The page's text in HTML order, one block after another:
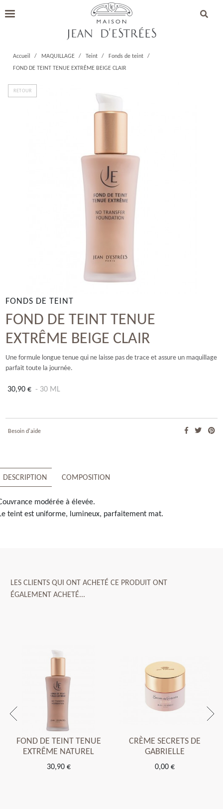
Accueil MAQUILLAGE Teint
Fonds de teint
FOND DE TEINT TENUE EXTRÊME BEIGE CLAIR
RETOUR
FONDS DE TEINT
FOND DE TEINT TENUE
EXTRÊME BEIGE CLAIR
Une formule longue tenue qui ne laisse pas de trace et assure un maquillage
parfait toute la journée.
30,90 € - 30 ML
Besoin d'aide
DESCRIPTION COMPOSITION
modérée à élevée.
teint est uniforme, lumineux, parfaitement mat.
LES CLIENTS QUI ONT ACHETÉ CE PRODUIT ONT
ÉGALEMENT ACHETÉ...
FOND DE TEINT TENUE
EXTRÊME NATUREL
30,90 €
CRÈME SECRETS DE
GABRIELLE
0,00 €